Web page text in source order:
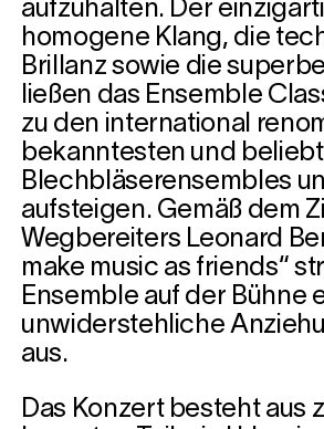
aufzuhalten. Der
homogene Klang, die
Brillanz sowie die
ließen das Ensemble
zu den international
bekanntesten und
Blechbläserensembles
aufsteigen. Gemäß dem
Wegbereiters Leonard
make music as friends“
Ensemble auf der Bühne
unwiderstehliche
aus.
Das Konzert besteht aus